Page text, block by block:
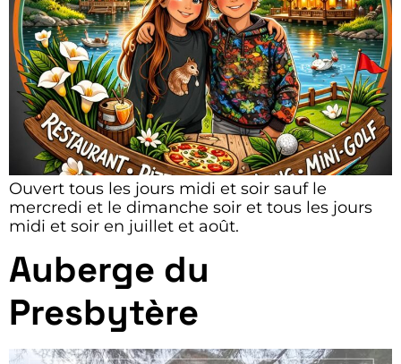
Ouvert tous les jours midi et soir sauf le
mercredi et le dimanche soir et tous les jours
midi et soir en juillet et août.
Auberge du
Presbytère